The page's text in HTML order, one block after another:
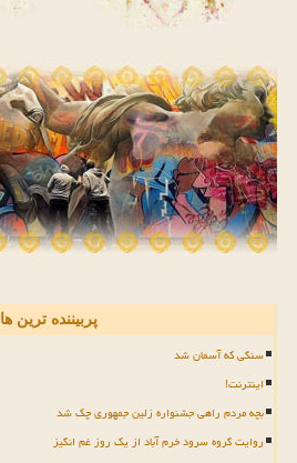
پربیننده ترین ها
سنگی که آسمان شد
اینترنت!
بچه مردم راهی جشنواره زلین جمهوری چک شد
روایت گروه سرود خرم آباد از یک روز غم انگیز